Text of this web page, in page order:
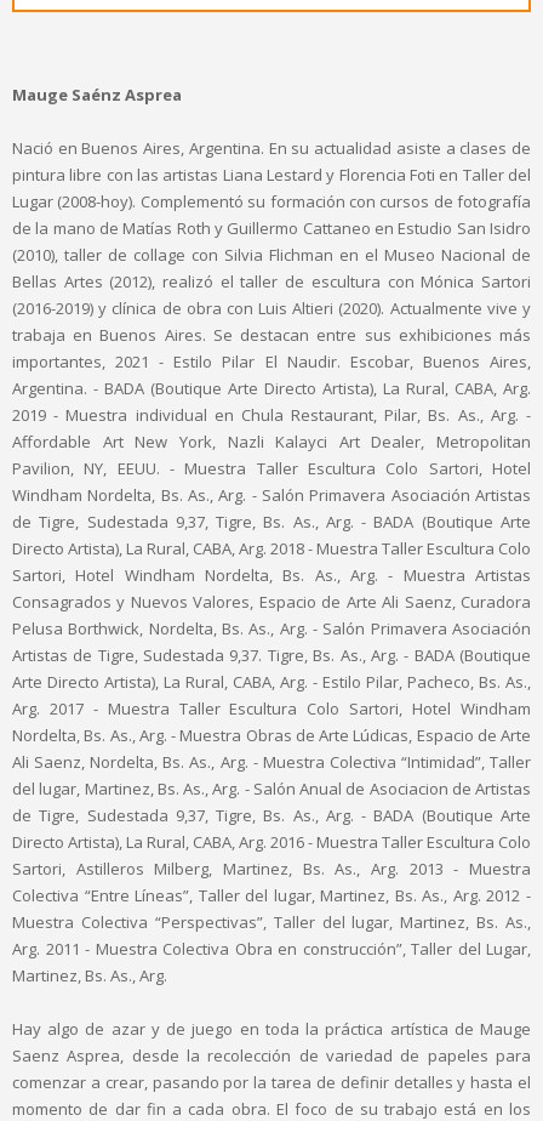
Mauge Saénz Asprea
Nació en Buenos Aires, Argentina. En su actualidad asiste a clases de
pintura libre con las artistas Liana Lestard y Florencia Foti en Taller del
Lugar (2008-hoy). Complementó su formación con cursos de fotografía
de la mano de Matías Roth y Guillermo Cattaneo en Estudio San Isidro
(2010), taller de collage con Silvia Flichman en el Museo Nacional de
Bellas Artes (2012), realizó el taller de escultura con Mónica Sartori
(2016-2019) y clínica de obra con Luis Altieri (2020). Actualmente vive y
trabaja en Buenos Aires. Se destacan entre sus exhibiciones más
importantes, 2021 - Estilo Pilar El Naudir. Escobar, Buenos Aires,
Argentina. - BADA (Boutique Arte Directo Artista), La Rural, CABA, Arg.
2019 - Muestra individual en Chula Restaurant, Pilar, Bs. As., Arg. -
Affordable Art New York, Nazli Kalayci Art Dealer, Metropolitan
Pavilion, NY, EEUU. - Muestra Taller Escultura Colo Sartori, Hotel
Windham Nordelta, Bs. As., Arg. - Salón Primavera Asociación Artistas
de Tigre, Sudestada 9,37, Tigre, Bs. As., Arg. - BADA (Boutique Arte
Directo Artista), La Rural, CABA, Arg. 2018 - Muestra Taller Escultura Colo
Sartori, Hotel Windham Nordelta, Bs. As., Arg. - Muestra Artistas
Consagrados y Nuevos Valores, Espacio de Arte Ali Saenz, Curadora
Pelusa Borthwick, Nordelta, Bs. As., Arg. - Salón Primavera Asociación
Artistas de Tigre, Sudestada 9,37. Tigre, Bs. As., Arg. - BADA (Boutique
Arte Directo Artista), La Rural, CABA, Arg. - Estilo Pilar, Pacheco, Bs. As.,
Arg. 2017 - Muestra Taller Escultura Colo Sartori, Hotel Windham
Nordelta, Bs. As., Arg. - Muestra Obras de Arte Lúdicas, Espacio de Arte
Ali Saenz, Nordelta, Bs. As., Arg. - Muestra Colectiva “Intimidad”, Taller
del lugar, Martinez, Bs. As., Arg. - Salón Anual de Asociacion de Artistas
de Tigre, Sudestada 9,37, Tigre, Bs. As., Arg. - BADA (Boutique Arte
Directo Artista), La Rural, CABA, Arg. 2016 - Muestra Taller Escultura Colo
Sartori, Astilleros Milberg, Martinez, Bs. As., Arg. 2013 - Muestra
Colectiva “Entre Líneas”, Taller del lugar, Martinez, Bs. As., Arg. 2012 -
Muestra Colectiva “Perspectivas”, Taller del lugar, Martinez, Bs. As.,
Arg. 2011 - Muestra Colectiva Obra en construcción”, Taller del Lugar,
Martinez, Bs. As., Arg.
Hay algo de azar y de juego en toda la práctica artística de Mauge
Saenz Asprea, desde la recolección de variedad de papeles para
comenzar a crear, pasando por la tarea de definir detalles y hasta el
momento de dar fin a cada obra. El foco de su trabajo está en los